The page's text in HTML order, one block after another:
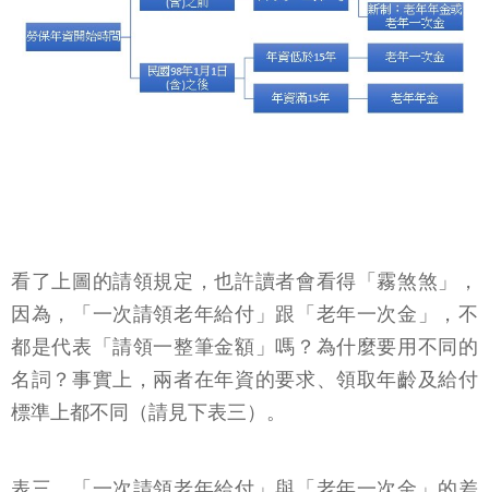
看了上圖的請領規定，也許讀者會看得「霧煞煞」，
因為，「一次請領老年給付」跟「老年一次金」，不
都是代表「請領一整筆金額」嗎？為什麼要用不同的
名詞？事實上，兩者在年資的要求、領取年齡及給付
標準上都不同（請見下表三）。